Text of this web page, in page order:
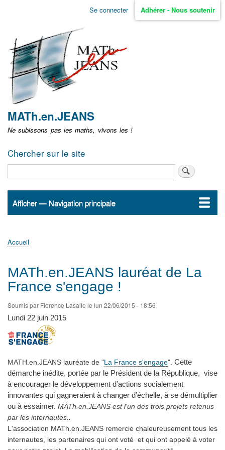
Aller
non
identifié
Se connecter Adhérer - Nous soutenir
MATh.en.JEANS
Ne subissons pas les maths, vivons les !
Chercher sur le site
Navigation
Afficher — Navigation principale
Accueil
ActualitésMATh.en.JEANS ?
Régions et Ateliers
Créer, gérer un atelier
Sujets/Publications
Congrès
d'Ariane
Accueil
MATh.en.JEANS lauréat de La
France s'engage !
Soumis par Florence Lasalle le lun 22/06/2015 - 18:56
Lundi 22 juin 2015
MATH.en.JEANS lauréate de "La France s'engage". Cette
démarche inédite, portée par le Président de la République, vise
à encourager le développement d’actions socialement
innovantes qui gagneraient à changer d’échelle, à se démultiplier
ou à essaimer. MATh.en.JEANS est l'un des trois projets retenus
par les internautes. .
L'association MATh.en.JEANS remercie chaleureusement tous les
internautes, les partenaires qui ont voté et qui ont appelé à voter